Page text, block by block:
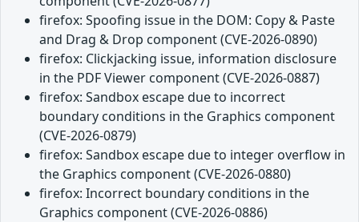
firefox: Spoofing issue in the DOM: Copy & Paste
and Drag & Drop component (CVE-2026-0890)
firefox: Clickjacking issue, information disclosure
in the PDF Viewer component (CVE-2026-0887)
firefox: Sandbox escape due to incorrect
boundary conditions in the Graphics component
(CVE-2026-0879)
firefox: Sandbox escape due to integer overflow in
the Graphics component (CVE-2026-0880)
firefox: Incorrect boundary conditions in the
Graphics component (CVE-2026-0886)